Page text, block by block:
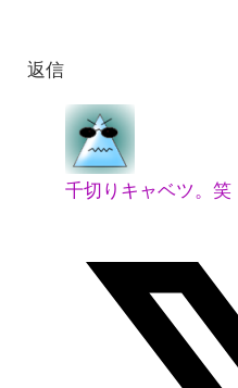
返信
千切りキャベツ。笑